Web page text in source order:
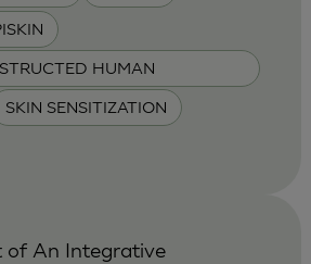
HUMAN
SKIN SENSITIZATION
of An Integrative